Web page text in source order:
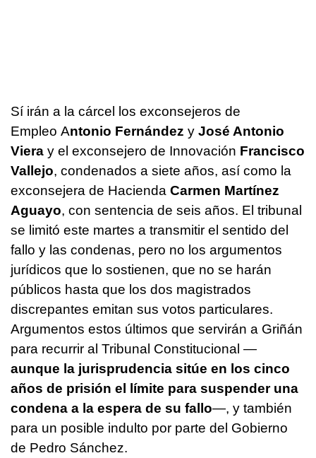
Sí irán a la cárcel los exconsejeros de
Empleo Antonio Fernández y José Antonio
Viera y el exconsejero de Innovación Francisco
Vallejo, condenados a siete años, así como la
exconsejera de Hacienda Carmen Martínez
Aguayo, con sentencia de seis años. El tribunal
se limitó este martes a transmitir el sentido del
fallo y las condenas, pero no los argumentos
jurídicos que lo sostienen, que no se harán
públicos hasta que los dos magistrados
discrepantes emitan sus votos particulares.
Argumentos estos últimos que servirán a Griñán
para recurrir al Tribunal Constitucional —
aunque la jurisprudencia sitúe en los cinco
años de prisión el límite para suspender una
condena a la espera de su fallo—, y también
para un posible indulto por parte del Gobierno
de Pedro Sánchez.